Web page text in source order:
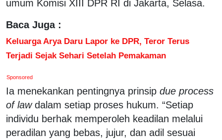
umum Komisi XIII DPR RI di Jakarta, Selasa.
Baca Juga :
Keluarga Arya Daru Lapor ke DPR, Teror Terus
Terjadi Sejak Sehari Setelah Pemakaman
Sponsored
Ia menekankan pentingnya prinsip due process
of lawdalam setiap proses hukum. “Setiap
individu berhak memperoleh keadilan melalui
peradilan yang bebas, jujur, dan adil sesuai